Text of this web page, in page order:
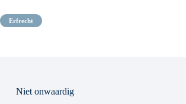
erfrecht
Niet onwaardig